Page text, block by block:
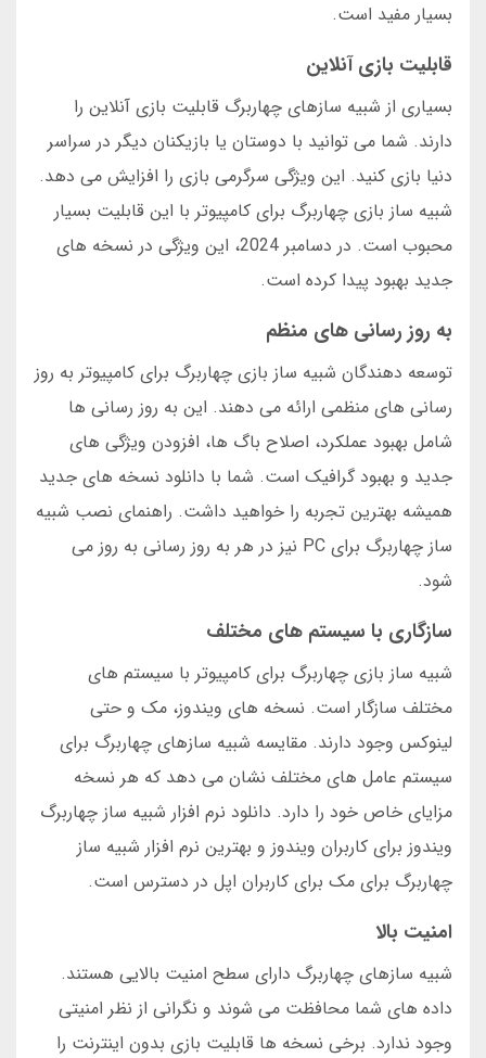
بسیار مفید است.
قابلیت بازی آنلاین
بسیاری از شبیه سازهای چهاربرگ قابلیت بازی آنلاین را
دارند. شما می توانید با دوستان یا بازیکنان دیگر در سراسر
دنیا بازی کنید. این ویژگی سرگرمی بازی را افزایش می دهد.
شبیه ساز بازی چهاربرگ برای کامپیوتر با این قابلیت بسیار
محبوب است. در دسامبر 2024، این ویژگی در نسخه های
جدید بهبود پیدا کرده است.
به روز رسانی های منظم
توسعه دهندگان شبیه ساز بازی چهاربرگ برای کامپیوتر به روز
رسانی های منظمی ارائه می دهند. این به روز رسانی ها
شامل بهبود عملکرد، اصلاح باگ ها، افزودن ویژگی های
جدید و بهبود گرافیک است. شما با دانلود نسخه های جدید
همیشه بهترین تجربه را خواهید داشت. راهنمای نصب شبیه
ساز چهاربرگ برای PC نیز در هر به روز رسانی به روز می
شود.
سازگاری با سیستم های مختلف
شبیه ساز بازی چهاربرگ برای کامپیوتر با سیستم های
مختلف سازگار است. نسخه های ویندوز، مک و حتی
لینوکس وجود دارند. مقایسه شبیه سازهای چهاربرگ برای
سیستم عامل های مختلف نشان می دهد که هر نسخه
مزایای خاص خود را دارد. دانلود نرم افزار شبیه ساز چهاربرگ
ویندوز برای کاربران ویندوز و بهترین نرم افزار شبیه ساز
چهاربرگ برای مک برای کاربران اپل در دسترس است.
امنیت بالا
شبیه سازهای چهاربرگ دارای سطح امنیت بالایی هستند.
داده های شما محافظت می شوند و نگرانی از نظر امنیتی
وجود ندارد. برخی نسخه ها قابلیت بازی بدون اینترنت را